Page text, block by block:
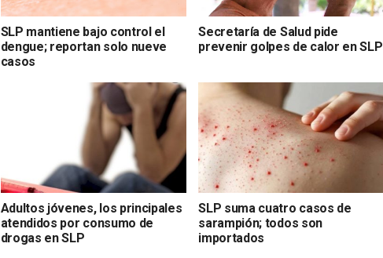
SLP mantiene bajo control el
dengue; reportan solo nueve
casos
Secretaría de Salud pide
prevenir golpes de calor en SLP
Adultos jóvenes, los principales
atendidos por consumo de
drogas en SLP
SLP suma cuatro casos de
sarampión; todos son
importados